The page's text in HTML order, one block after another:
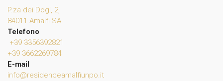
P.za dei Dogi, 2,
84011 Amalfi SA
Telefono
+39 3356392821
+39 3662269784
E-mail
info@residenceamalfiunpo.it